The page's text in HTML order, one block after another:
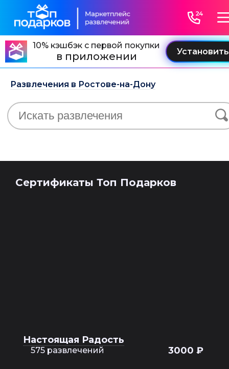
10% кэшбэк с первой покупки
в приложении
Развлечения в Ростове-на-Дону
Сертификаты Топ Подарков
Настоящая Радость
575 развлечений 3000 ₽